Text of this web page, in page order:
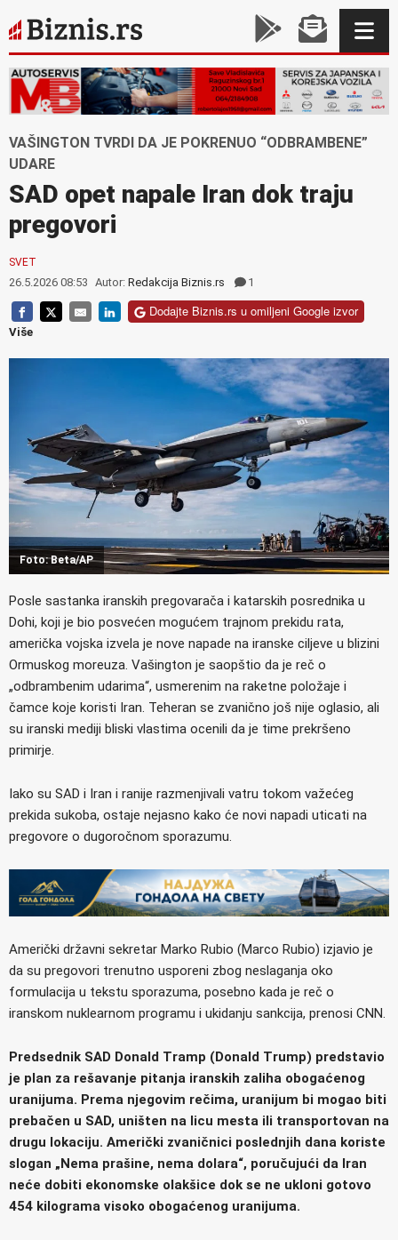
VAŠINGTON TVRDI DA JE POKRENUO “ODBRAMBENE”
UDARE
SAD opet napale Iran dok traju
pregovori
SVET
26.5.2026 08:53 Autor: Redakcija Biznis.rs 1
Dodajte Biznis.rs u omiljeni Google izvor
Više
Foto: Beta/AP
Posle sastanka iranskih pregovarača i katarskih posrednika u
Dohi, koji je bio posvećen mogućem trajnom prekidu rata,
američka vojska izvela je nove napade na iranske ciljeve u blizini
Ormuskog moreuza. Vašington je saopštio da je reč o
„odbrambenim udarima“, usmerenim na raketne položaje i
čamce koje koristi Iran. Teheran se zvanično još nije oglasio, ali
su iranski mediji bliski vlastima ocenili da je time prekršeno
primirje.
Iako su SAD i Iran i ranije razmenjivali vatru tokom važećeg
prekida sukoba, ostaje nejasno kako će novi napadi uticati na
pregovore o dugoročnom sporazumu.
Američki državni sekretar Marko Rubio (Marco Rubio) izjavio je
da su pregovori trenutno usporeni zbog neslaganja oko
formulacija u tekstu sporazuma, posebno kada je reč o
iranskom nuklearnom programu i ukidanju sankcija, prenosi CNN.
Predsednik SAD Donald Tramp (Donald Trump) predstavio
je plan za rešavanje pitanja iranskih zaliha obogaćenog
uranijuma. Prema njegovim rečima, uranijum bi mogao biti
prebačen u SAD, uništen na licu mesta ili transportovan na
drugu lokaciju. Američki zvaničnici poslednjih dana koriste
slogan „Nema prašine, nema dolara“, poručujući da Iran
neće dobiti ekonomske olakšice dok se ne ukloni gotovo
454 kilograma visoko obogaćenog uranijuma.